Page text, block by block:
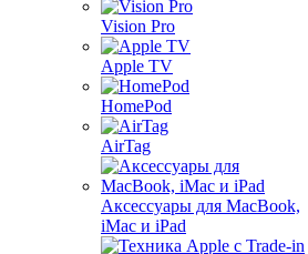
Vision Pro
Apple TV
HomePod
AirTag
Аксессуары для MacBook,
iMac и iPad